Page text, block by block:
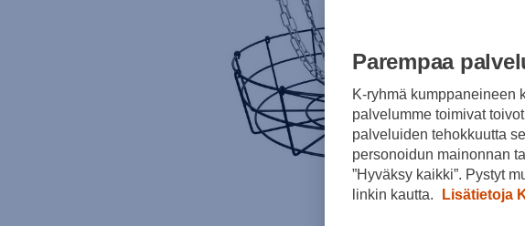
Parempaa
K-ryhmä kumppaneineen
palvelumme toimivat
palveluiden tehokkuutta
personoidun mainonnan
”Hyväksy kaikki”. Pystyt
linkin kautta.
Lisätietoja